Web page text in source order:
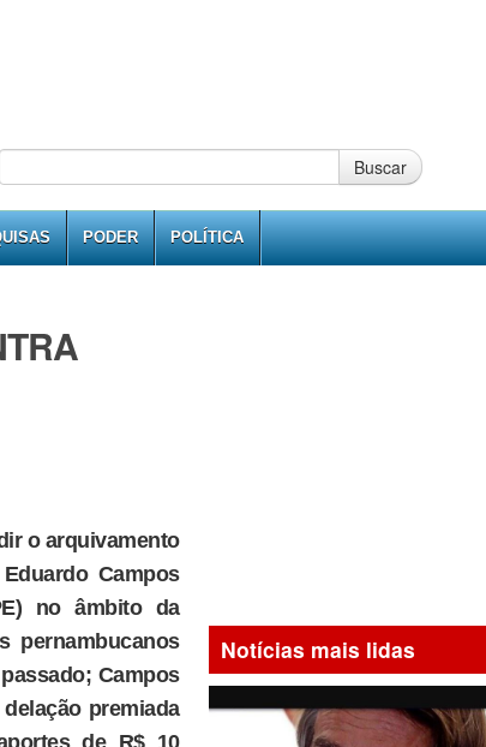
Buscar
PODER POLÍTICA
o arquivamento
Campos
no âmbito da
pernambucanos
Campos
premiada
de R$ 10
Notícias mais lidas